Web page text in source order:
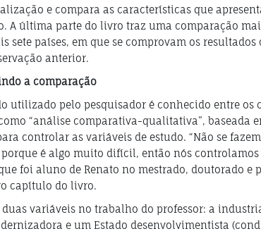
e compara as características que
A última parte do livro traz uma comparação
sete países, em que se comprovam os resultados
anterior.
a comparação
utilizado pelo pesquisador é conhecido entre os
“análise comparativa-qualitativa”, baseada
controlar as variáveis de estudo. “Não se
porque é algo muito difícil, então nós
foi aluno de Renato no mestrado, doutorado e
capítulo do livro.
duas variáveis no trabalho do professor: a
e um Estado desenvolvimentista